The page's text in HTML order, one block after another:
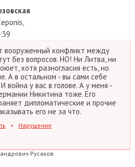
вооруженный конфликт между
без вопросов. НО! Ни Литва, ни
хотя разногласия есть, но
А в остальном - вы сами себе
война у вас в голове. А у меня -
Никитина тоже. Его
дипломатические и прочие
его не за что.
• Нарушение
Русаков